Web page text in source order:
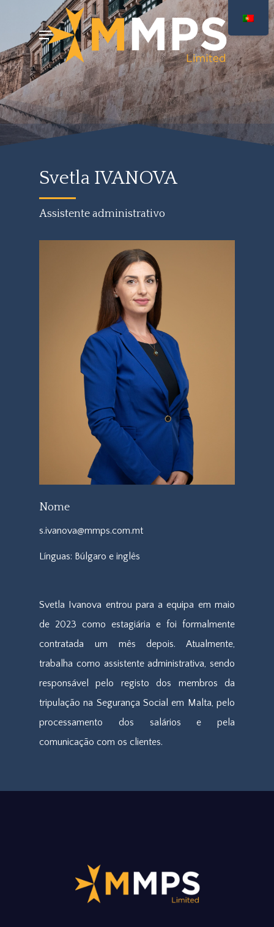
o
conteúdo
principal
Menu
Svetla IVANOVA
Assistente administrativo
Svetla Ivanova entrou para a equipa em maio
de 2023 como estagiária e foi formalmente
contratada um mês depois. Atualmente,
trabalha como assistente administrativa, sendo
responsável pelo registo dos membros da
tripulação na Segurança Social em Malta, pelo
processamento dos salários e pela
comunicação com os clientes.
Nome
s.ivanova@mmps.com.mt
Línguas: Búlgaro e inglês